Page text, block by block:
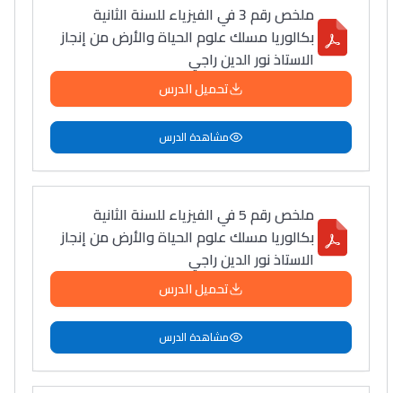
باش تقدر تساعد الناس
يلقاو التوازن من الدّاخل
ومن الخارج، بشرى
أمسكين بنات مسارها
خطوة بخطوة - مترجم
القراية و الخدمة فمجال
تقويم البصر مع المختصّة
مريم الزواكي
مسار عبد العزيز فتيشي،
المبدع فمجال الديكور و
النحت اللي كيحلم يحيي
أكادير أوفلا
سقطت فالباك و سنة
2011 بدّلاتني بزّاف، مسار
ملخص رقم 3 في الفيزياء للسنة الثانية
بكالوريا مسلك علوم الحياة والأرض من إنجاز
الاستاذ نور الدين راجي
تحميل الدرس
مشاهدة الدرس
ملخص رقم 5 في الفيزياء للسنة الثانية
بكالوريا مسلك علوم الحياة والأرض من إنجاز
الاستاذ نور الدين راجي
تحميل الدرس
مشاهدة الدرس